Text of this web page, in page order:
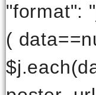
"format":
(